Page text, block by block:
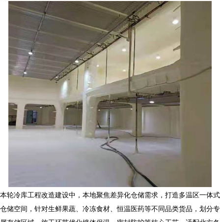
本轮冷库工程改造建设中，本地聚焦差异化仓储需求，打造多温区一体式
仓储空间，针对生鲜果蔬、冷冻食材、恒温医药等不同品类货品，划分专